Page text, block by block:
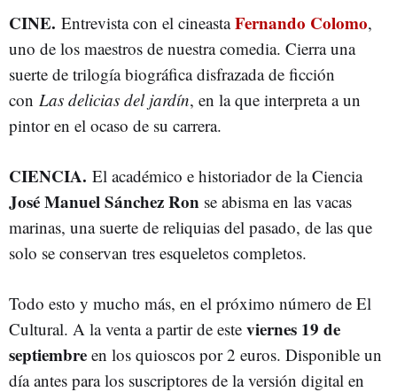
CINE. Entrevista con el cineastaFernando Colomo,
uno de los maestros de nuestra comedia. Cierra una
suerte de trilogía biográfica disfrazada de ficción
con Las delicias del jardín, en la que interpreta a un
pintor en el ocaso de su carrera.
CIENCIA. El académico e historiador de la Ciencia
José Manuel Sánchez Ron se abisma en las vacas
marinas, una suerte de reliquias del pasado, de las que
solo se conservan tres esqueletos completos.
Todo esto y mucho más, en el próximo número de El
Cultural. A la venta a partir de este viernes 19 de
septiembre en los quioscos por 2 euros. Disponible un
día antes para los suscriptores de la versión digital en